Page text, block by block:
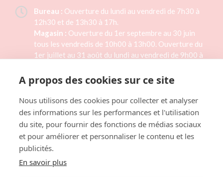
Bureau : Ouverture du lundi au vendredi de 7h30 à
12h30 et de 13h30 à 17h.
Magasin : Ouverture du 1er septembre au 30 juin
tous les vendredis de 10h00 à 13h00. Ouverture du
1er juillet au 31 août du lundi au vendredi de 9h00 à
Formulaire de contact
LAITERIE TH. RÉAUX
1 rue des Planquettes,
A propos des cookies sur ce site
Nous utilisons des cookies pour collecter et analyser
des informations sur les performances et l'utilisation
du site, pour fournir des fonctions de médias sociaux
et pour améliorer et personnaliser le contenu et les
publicités.
En savoir plus